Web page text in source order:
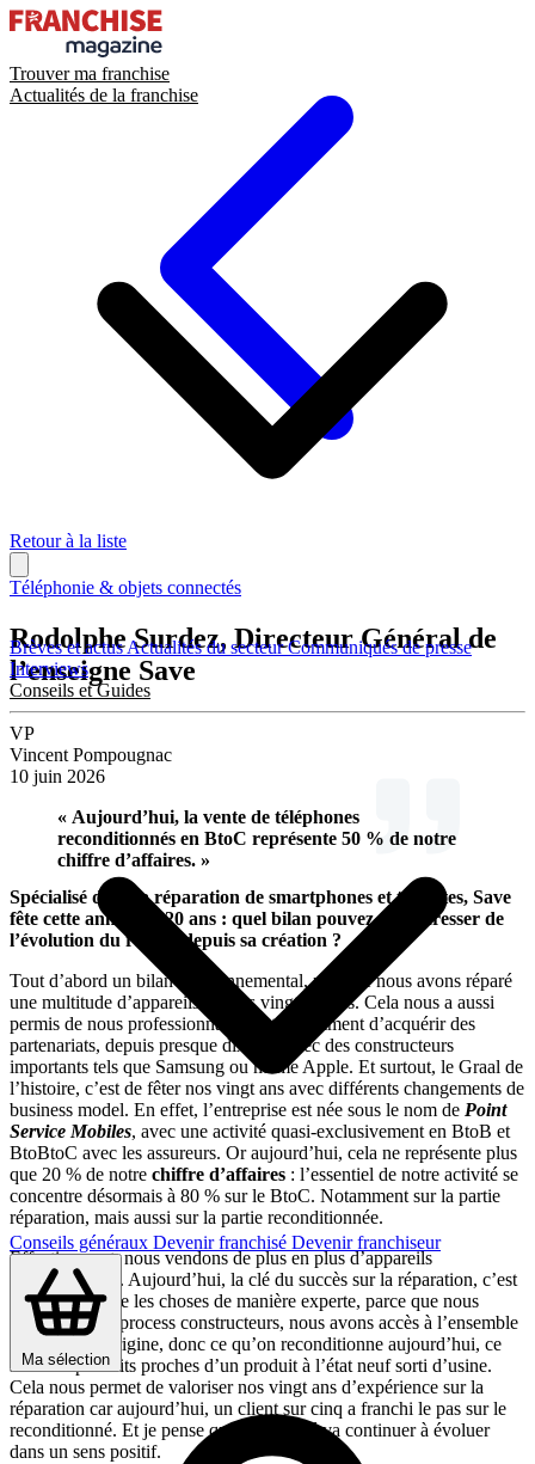
Trouver ma franchise
Actualités de la franchise
Brèves et actusActualités du secteurCommuniqués de presse
Interviews
Conseils et Guides
Conseils généraux Devenir franchisé Devenir franchiseur
Ma sélection
Retour à la liste
Téléphonie & objets connectés
Rodolphe Surdez, Directeur Général de
l’enseigne Save
VP
Vincent Pompougnac
10 juin 2026
« Aujourd’hui, la vente de téléphones
reconditionnés en BtoC représente 50 % de notre
chiffre d’affaires. »
Spécialisé dans la réparation de smartphones et tablettes, Save
fête cette année ses 20 ans : quel bilan pouvez-vous dresser de
l’évolution du réseau depuis sa création ?
Tout d’abord un bilan environnemental, puisque nous avons réparé
une multitude d’appareils sur ces vingt années. Cela nous a aussi
permis de nous professionnaliser, et notamment d’acquérir des
partenariats, depuis presque dix ans, avec des constructeurs
importants tels que Samsung ou même Apple. Et surtout, le Graal de
l’histoire, c’est de fêter nos vingt ans avec différents changements de
business model. En effet, l’entreprise est née sous le nom de Point
Service Mobiles, avec une activité quasi-exclusivement en BtoB et
BtoBtoC avec les assureurs. Or aujourd’hui, cela ne représente plus
que 20 % de notre chiffre d’affaires : l’essentiel de notre activité se
concentre désormais à 80 % sur le BtoC. Notamment sur la partie
réparation, mais aussi sur la partie reconditionnée.
Effectivement, nous vendons de plus en plus d’appareils
reconditionnés. Aujourd’hui, la clé du succès sur la réparation, c’est
de pouvoir faire les choses de manière experte, parce que nous
avons tous les process constructeurs, nous avons accès à l’ensemble
des pièces d’origine, donc ce qu’on reconditionne aujourd’hui, ce
sont des produits proches d’un produit à l’état neuf sorti d’usine.
Cela nous permet de valoriser nos vingt ans d’expérience sur la
réparation car aujourd’hui, un client sur cinq a franchi le pas sur le
reconditionné. Et je pense que ce marché va continuer à évoluer
dans un sens positif.